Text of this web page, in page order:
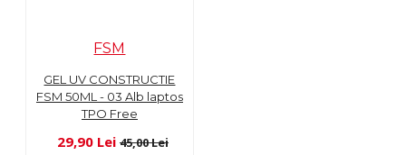
FSM
GEL UV CONSTRUCTIE
FSM 50ML - 03 Alb laptos
TPO Free
29,90 Lei 45,00 Lei